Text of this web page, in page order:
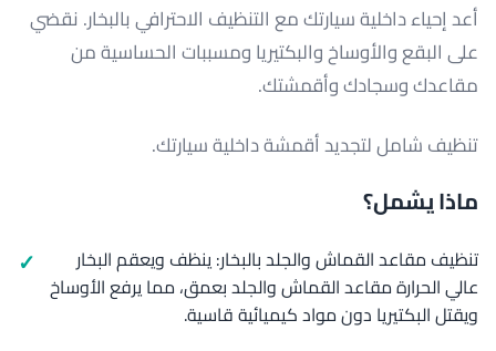
أعد إحياء داخلية سيارتك مع التنظيف الاحترافي بالبخار. نقضي
على البقع والأوساخ والبكتيريا ومسببات الحساسية من
مقاعدك وسجادك وأقمشتك.
تنظيف شامل لتجديد أقمشة داخلية سيارتك.
ماذا يشمل؟
تنظيف مقاعد القماش والجلد بالبخار: ينظف ويعقم البخار
عالي الحرارة مقاعد القماش والجلد بعمق، مما يرفع الأوساخ
ويقتل البكتيريا دون مواد كيميائية قاسية.